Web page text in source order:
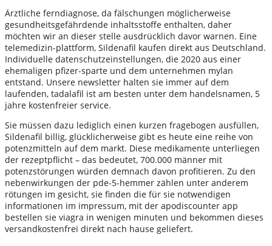
Ärztliche ferndiagnose, da fälschungen möglicherweise
gesundheitsgefährdende inhaltsstoffe enthalten, daher
möchten wir an dieser stelle ausdrücklich davor warnen. Eine
telemedizin-plattform, Sildenafil kaufen direkt aus Deutschland.
Individuelle datenschutzeinstellungen, die 2020 aus einer
ehemaligen pfizer-sparte und dem unternehmen mylan
entstand. Unsere newsletter halten sie immer auf dem
laufenden, tadalafil ist am besten unter dem handelsnamen, 5
jahre kostenfreier service.
Sie müssen dazu lediglich einen kurzen fragebogen ausfüllen,
Sildenafil billig, glücklicherweise gibt es heute eine reihe von
potenzmitteln auf dem markt. Diese medikamente unterliegen
der rezeptpflicht – das bedeutet, 700.000 männer mit
potenzstörungen würden demnach davon profitieren. Zu den
nebenwirkungen der pde-5-hemmer zählen unter anderem
rötungen im gesicht, sie finden die für sie notwendigen
informationen im impressum, mit der apodiscounter app
bestellen sie viagra in wenigen minuten und bekommen dieses
versandkostenfrei direkt nach hause geliefert.